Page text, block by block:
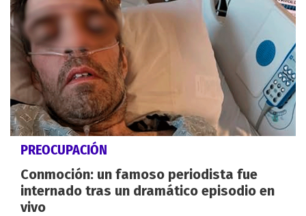
PREOCUPACIÓN
Conmoción: un famoso periodista fue
internado tras un dramático episodio en
vivo